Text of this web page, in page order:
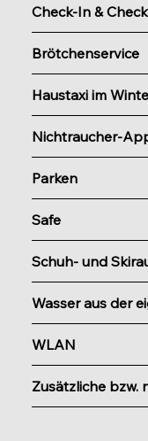
Check-In &
Brötchenservice
Haustaxi im
Nichtraucher-
Parken
Safe
Schuh- und
Wasser aus der
WLAN
Zusätzliche bzw.